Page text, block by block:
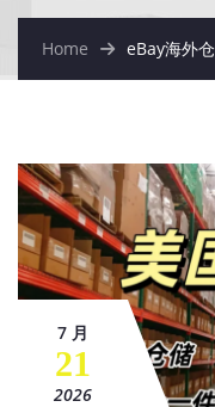
Home eBay海外仓
7 月
21
2026